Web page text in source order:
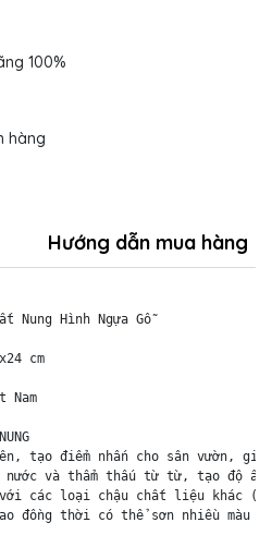
100%
hàng
Hướng dẫn mua hàng
Nung Hình Ngựa Gỗ
cm
Nam
tạo điểm nhấn cho sân vườn,
và thẩm thấu từ từ, tạo độ ẩm
các loại chậu chất liệu khác
đồng thời có thể sơn nhiều màu